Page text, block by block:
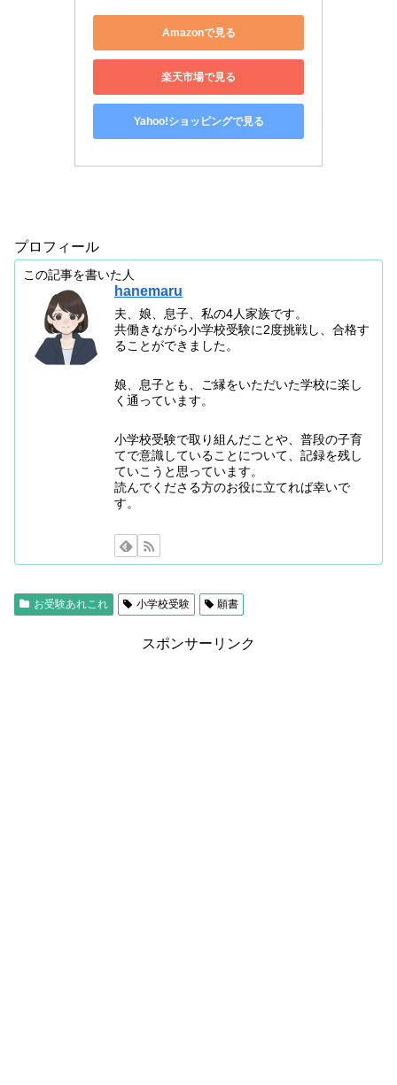
Amazonで見る
楽天市場で見る
Yahoo!ショッピングで見る
プロフィール
この記事を書いた人
hanemaru
夫、娘、息子、私の4人家族です。
共働きながら小学校受験に2度挑戦し、合格す
ることができました。
娘、息子とも、ご縁をいただいた学校に楽し
く通っています。
小学校受験で取り組んだことや、普段の子育
てで意識していることについて、記録を残し
ていこうと思っています。
読んでくださる方のお役に立てれば幸いで
す。
お受験あれこれ 小学校受験 願書
スポンサーリンク